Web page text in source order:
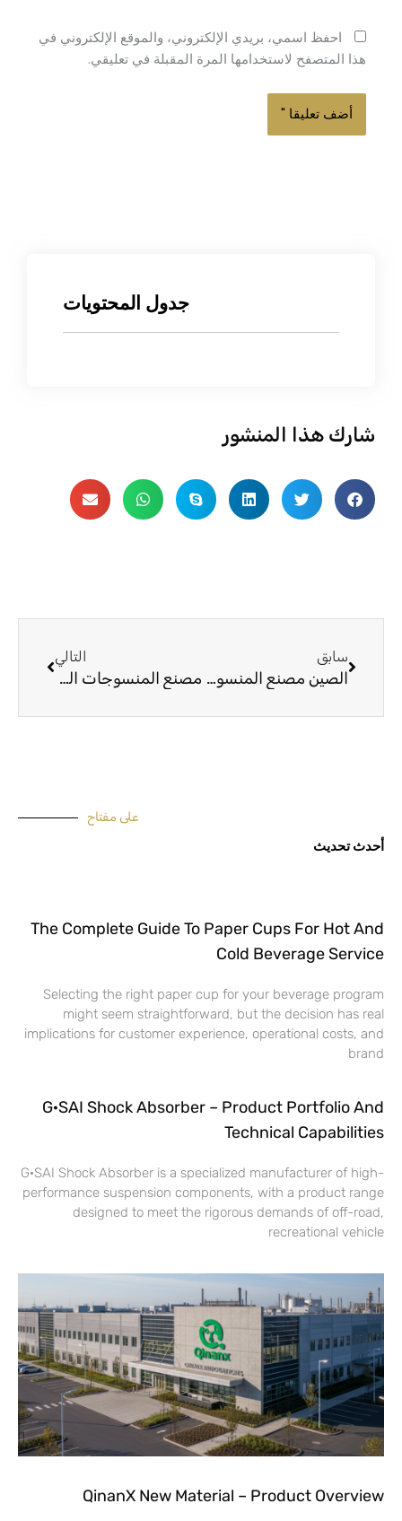
احفظ اسمي، بريدي الإلكتروني، والموقع الإلكتروني في
هذا المتصفح لاستخدامها المرة المقبلة في تعليقي.
جدول المحتويات
شارك هذا المنشور
سابق
الصين مصنع المنسوجات المنزلية ستوكات تحليل مصنع ستوكات
التالي
مصنع المنسوجات المنزلية ستوكات تحليل خصائص الأداء
على مفتاح
أحدث تحديث
The Complete Guide To Paper Cups For Hot And
Cold Beverage Service
Selecting the right paper cup for your beverage program
might seem straightforward, but the decision has real
implications for customer experience, operational costs, and
brand
G·SAI Shock Absorber – Product Portfolio And
Technical Capabilities
G·SAI Shock Absorber is a specialized manufacturer of high-
performance suspension components, with a product range
designed to meet the rigorous demands of off-road,
recreational vehicle
QinanX New Material – Product Overview